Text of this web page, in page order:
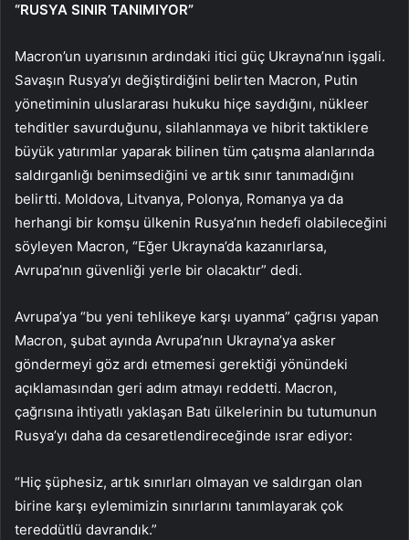
“RUSYA SINIR TANIMIYOR”
Macron’un uyarısının ardındaki itici güç Ukrayna’nın işgali.
Savaşın Rusya’yı değiştirdiğini belirten Macron, Putin
yönetiminin uluslararası hukuku hiçe saydığını, nükleer
tehditler savurduğunu, silahlanmaya ve hibrit taktiklere
büyük yatırımlar yaparak bilinen tüm çatışma alanlarında
saldırganlığı benimsediğini ve artık sınır tanımadığını
belirtti. Moldova, Litvanya, Polonya, Romanya ya da
herhangi bir komşu ülkenin Rusya’nın hedefi olabileceğini
söyleyen Macron, “Eğer Ukrayna’da kazanırlarsa,
Avrupa’nın güvenliği yerle bir olacaktır” dedi.
Avrupa’ya “bu yeni tehlikeye karşı uyanma” çağrısı yapan
Macron, şubat ayında Avrupa’nın Ukrayna’ya asker
göndermeyi göz ardı etmemesi gerektiği yönündeki
açıklamasından geri adım atmayı reddetti. Macron,
çağrısına ihtiyatlı yaklaşan Batı ülkelerinin bu tutumunun
Rusya’yı daha da cesaretlendireceğinde ısrar ediyor:
“Hiç şüphesiz, artık sınırları olmayan ve saldırgan olan
birine karşı eylemimizin sınırlarını tanımlayarak çok
tereddütlü davrandık.”